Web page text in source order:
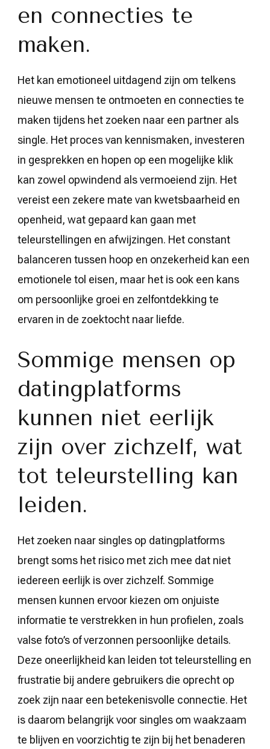
en connecties te
maken.
Het kan emotioneel uitdagend zijn om telkens
nieuwe mensen te ontmoeten en connecties te
maken tijdens het zoeken naar een partner als
single. Het proces van kennismaken, investeren
in gesprekken en hopen op een mogelijke klik
kan zowel opwindend als vermoeiend zijn. Het
vereist een zekere mate van kwetsbaarheid en
openheid, wat gepaard kan gaan met
teleurstellingen en afwijzingen. Het constant
balanceren tussen hoop en onzekerheid kan een
emotionele tol eisen, maar het is ook een kans
om persoonlijke groei en zelfontdekking te
ervaren in de zoektocht naar liefde.
Sommige mensen op
datingplatforms
kunnen niet eerlijk
zijn over zichzelf, wat
tot teleurstelling kan
leiden.
Het zoeken naar singles op datingplatforms
brengt soms het risico met zich mee dat niet
iedereen eerlijk is over zichzelf. Sommige
mensen kunnen ervoor kiezen om onjuiste
informatie te verstrekken in hun profielen, zoals
valse foto’s of verzonnen persoonlijke details.
Deze oneerlijkheid kan leiden tot teleurstelling en
frustratie bij andere gebruikers die oprecht op
zoek zijn naar een betekenisvolle connectie. Het
is daarom belangrijk voor singles om waakzaam
te blijven en voorzichtig te zijn bij het benaderen